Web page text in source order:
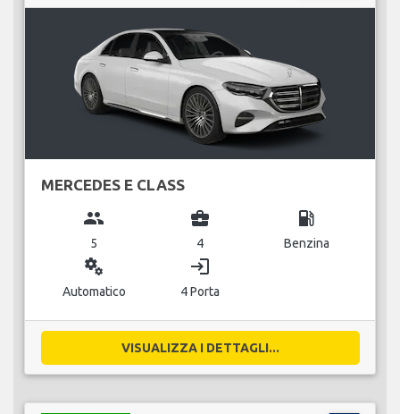
MERCEDES E CLASS
group
5
business_center
4
local_gas_station
Benzina
miscellaneous_services
Automatico
login
4 Porta
VISUALIZZA I DETTAGLI...